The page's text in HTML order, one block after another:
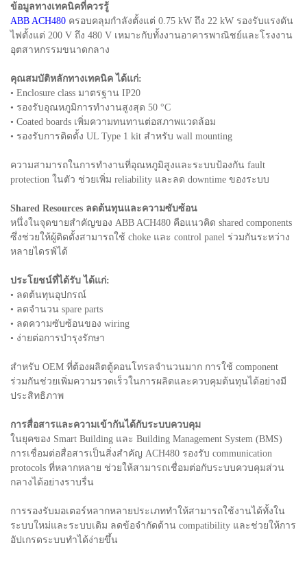
ข้อมูลทางเทคนิคที่ควรรู้
ABB ACH480 ครอบคลุมกำลังตั้งแต่ 0.75 kW ถึง 22 kW รองรับแรงดัน
ไฟตั้งแต่ 200 V ถึง 480 V เหมาะกับทั้งงานอาคารพาณิชย์และโรงงาน
อุตสาหกรรมขนาดกลาง
คุณสมบัติหลักทางเทคนิค ได้แก่:
• Enclosure class มาตรฐาน IP20
• รองรับอุณหภูมิการทำงานสูงสุด 50 °C
• Coated boards เพิ่มความทนทานต่อสภาพแวดล้อม
• รองรับการติดตั้ง UL Type 1 kit สำหรับ wall mounting
ความสามารถในการทำงานที่อุณหภูมิสูงและระบบป้องกัน fault
protection ในตัว ช่วยเพิ่ม reliability และลด downtime ของระบบ
Shared Resources ลดต้นทุนและความซับซ้อน
หนึ่งในจุดขายสำคัญของ ABB ACH480 คือแนวคิด shared components
ซึ่งช่วยให้ผู้ติดตั้งสามารถใช้ choke และ control panel ร่วมกันระหว่าง
หลายไดรฟ์ได้
ประโยชน์ที่ได้รับ ได้แก่:
• ลดต้นทุนอุปกรณ์
• ลดจำนวน spare parts
• ลดความซับซ้อนของ wiring
• ง่ายต่อการบำรุงรักษา
สำหรับ OEM ที่ต้องผลิตตู้คอนโทรลจำนวนมาก การใช้ component
ร่วมกันช่วยเพิ่มความรวดเร็วในการผลิตและควบคุมต้นทุนได้อย่างมี
ประสิทธิภาพ
การสื่อสารและความเข้ากันได้กับระบบควบคุม
ในยุคของ Smart Building และ Building Management System (BMS)
การเชื่อมต่อสื่อสารเป็นสิ่งสำคัญ ACH480 รองรับ communication
protocols ที่หลากหลาย ช่วยให้สามารถเชื่อมต่อกับระบบควบคุมส่วน
กลางได้อย่างราบรื่น
การรองรับมอเตอร์หลากหลายประเภททำให้สามารถใช้งานได้ทั้งใน
ระบบใหม่และระบบเดิม ลดข้อจำกัดด้าน compatibility และช่วยให้การ
อัปเกรดระบบทำได้ง่ายขึ้น